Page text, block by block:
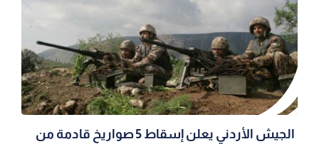
الجيش الأردني يعلن إسقاط 5 صواريخ قادمة من